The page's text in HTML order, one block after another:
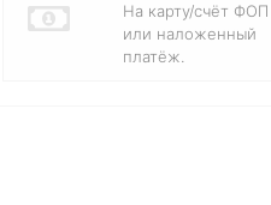
На карту/счёт ФОП
или наложенный
платёж.